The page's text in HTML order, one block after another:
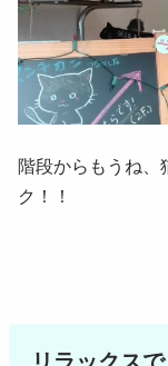
階段からもうね、
ク！！